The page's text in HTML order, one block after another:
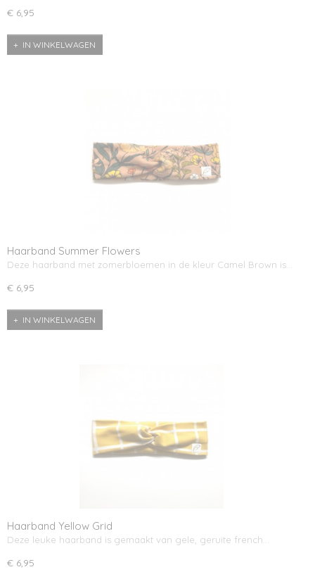
€ 6,95
IN WINKELWAGEN
Haarband Summer Flowers
Deze haarband met zomerbloemen in de kleur Camel Brown is…
€ 6,95
IN WINKELWAGEN
Haarband Yellow Grid
Deze leuke haarband is gemaakt van gele, geruite french…
€ 6,95